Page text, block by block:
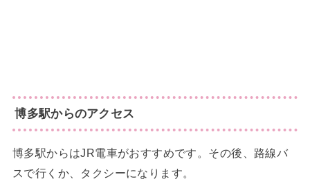
博多駅からのアクセス
博多駅からはJR電車がおすすめです。その後、路線バ
スで行くか、タクシーになります。